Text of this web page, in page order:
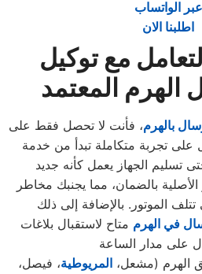
عبر الواتساب
اطلبنا الان
مع توكيل
الهرم المعتمد
بالهرم، فأنت لا تحصل فقط على
تجربة متكاملة تبدأ من خدمة
الأصلية بالضمان، مما يجنبك مخاطر
في الهرم متاح لاستقبال بلاغات
الهرم (مشعل،المريوطية، فيصل،